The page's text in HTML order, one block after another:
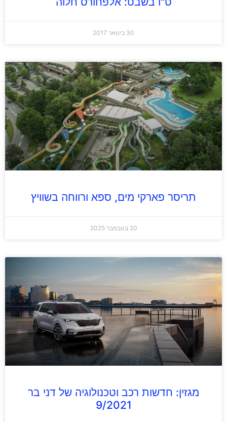
30 בינואר 2017
תריסר פארקי מים, ספא ורווחה בשוויץ
20 בנובמבר 2025
מגזין: חדשות רכב וטכנולוגיה של דני בר
9/2021